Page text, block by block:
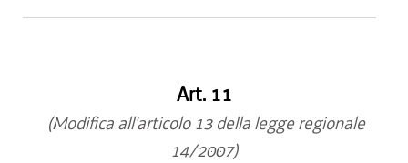
Art. 11
(Modifica all'articolo 13 della legge regionale
14/2007)